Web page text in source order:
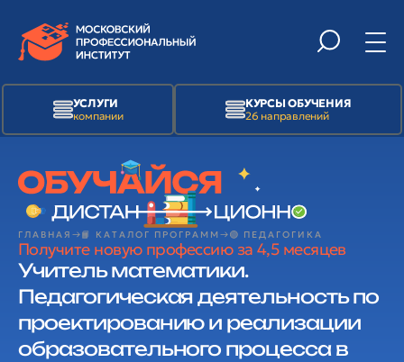
УСЛУГИ
компании
КУРСЫ ОБУЧЕНИЯ
26 направлений
ГЛАВНАЯ 📙 КАТАЛОГ ПРОГРАММ 🟢 ПЕДАГОГИКА
Получите новую профессию за 4,5 месяцев
Учитель математики.
Педагогическая деятельность по
проектированию и реализации
образовательного процесса в